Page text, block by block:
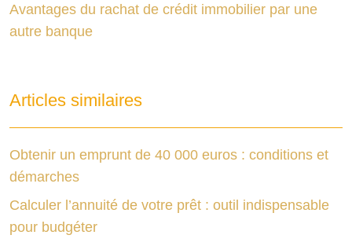
Avantages du rachat de crédit immobilier par une
autre banque
Articles similaires
Obtenir un emprunt de 40 000 euros : conditions et
démarches
Calculer l’annuité de votre prêt : outil indispensable
pour budgéter